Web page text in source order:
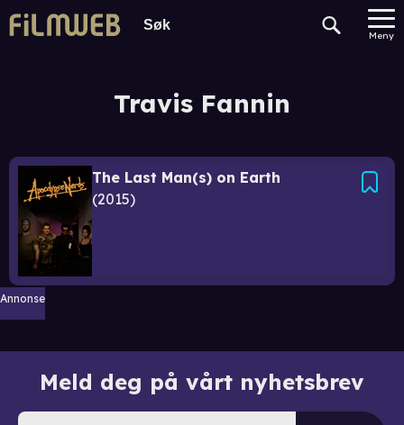
Meny
Travis Fannin
The Last Man(s) on Earth
2015
Annonse
Meld deg på vårt nyhetsbrev